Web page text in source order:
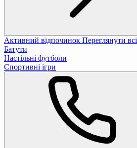
Активний відпочинок Переглянути всі
Батути
Настільні футболи
Спортивні ігри